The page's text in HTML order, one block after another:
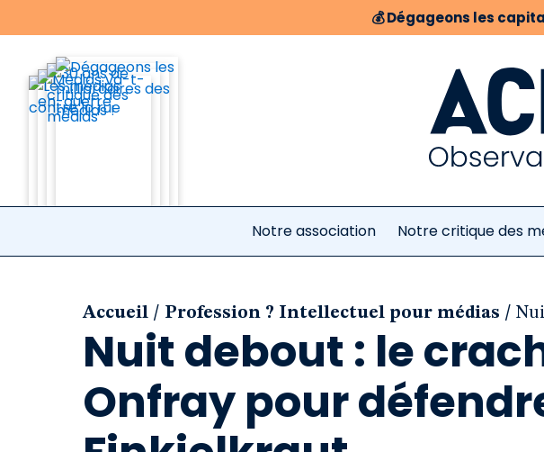
💰Dégageons les
Notre association Notre critique des
Accueil / Profession ? Intellectuel pour médias /
Nuit debout : le
Onfray pour